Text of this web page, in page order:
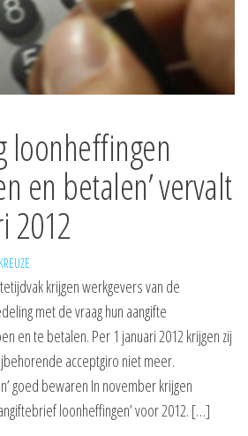
loonheffingen
en betalen’ vervalt
2012
krijgen werkgevers van de
met de vraag hun aangifte
en te betalen. Per 1 januari 2012 krijgen zij
acceptgiro niet meer.
goed bewaren In november krijgen
loonheffingen’ voor 2012. […]